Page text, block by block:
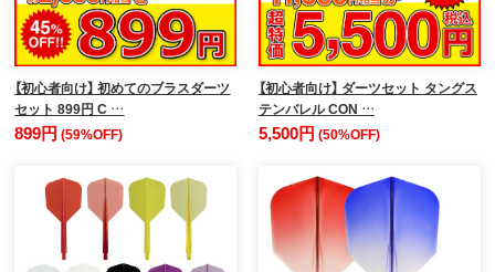
【初心者向け】 初めてのブラスダーツ
セット 899円 C …
899円(59%OFF)
【初心者向け】 ダーツセット タングス
テンバレル CON …
5,500円 (50%OFF)